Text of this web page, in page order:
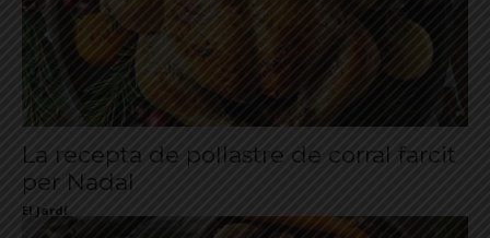
La recepta de pollastre de corral farcit
per Nadal
El Jardí